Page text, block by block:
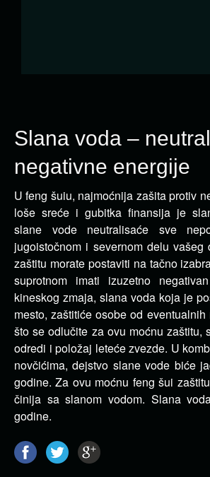
Slana voda –
negativne energije
U feng šuiu, najmoćnija zašita protiv
loše sreće i gubitka finansija je
slane vode neutralisaće sve
jugoistočnom i severnom delu vašeg
zaštitu morate postaviti na tačno
suprotnom imati izuzetno
kineskog zmaja, slana voda koja je
mesto, zaštitiće osobe od
što se odlučite za ovu moćnu zaštitu,
odredi i položaj leteće zvezde. U
novčićima, dejstvo slane vode biće
godine. Za ovu moćnu feng šui
činija sa slanom vodom. Slana
godine.